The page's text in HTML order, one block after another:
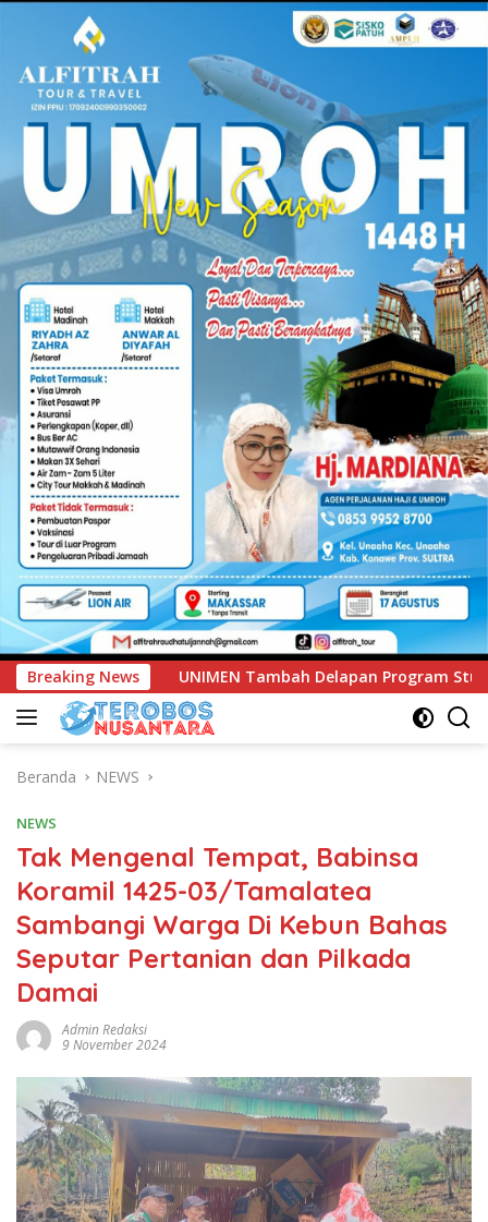
Breaking News
Delapan Program Studi Baru, Bidik Penguatan Daya
Beranda NEWS
NEWS
Tak Mengenal Tempat, Babinsa
Koramil 1425-03/Tamalatea
Sambangi Warga Di Kebun Bahas
Seputar Pertanian dan Pilkada
Damai
Admin Redaksi
9 November 2024